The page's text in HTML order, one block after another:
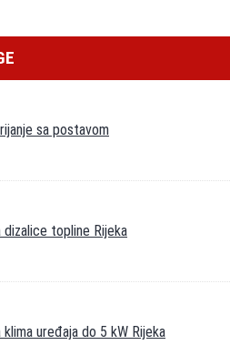
sa postavom
dizalice topline Rijeka
klima uređaja do 5 kW Rijeka